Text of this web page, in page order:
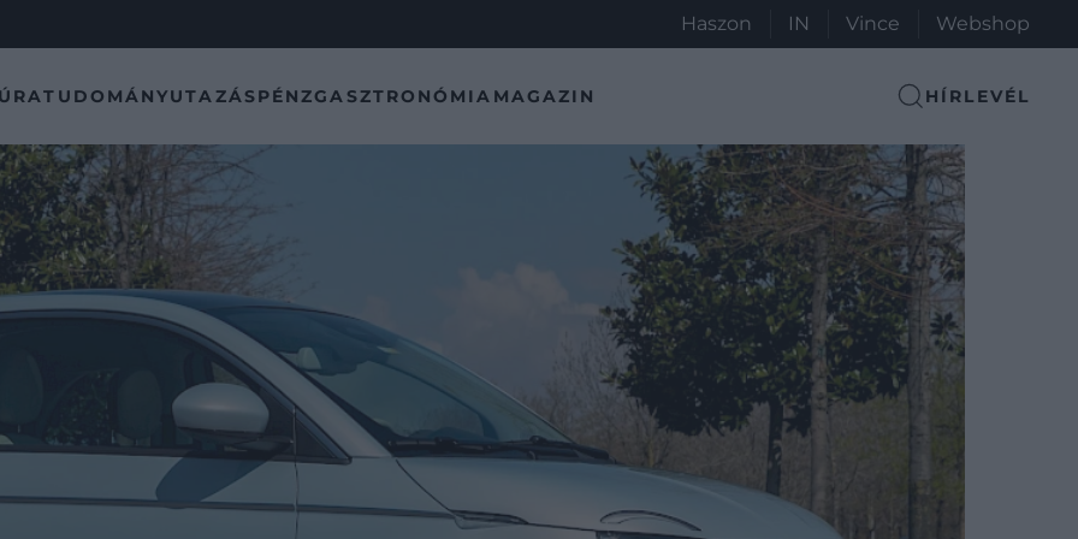
Haszon IN Vince Webshop
TUDOMÁNYUTAZÁSPÉNZGASZTRONÓMIA MAGAZIN HÍRLEVÉL